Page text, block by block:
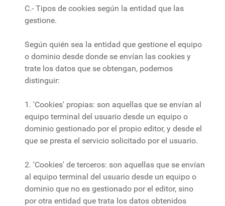
C.- Tipos de cookies según la entidad que las
gestione.
Según quién sea la entidad que gestione el equipo
o dominio desde donde se envían las cookies y
trate los datos que se obtengan, podemos
distinguir:
1. 'Cookies' propias: son aquellas que se envían al
equipo terminal del usuario desde un equipo o
dominio gestionado por el propio editor, y desde el
que se presta el servicio solicitado por el usuario.
2. 'Cookies' de terceros: son aquellas que se envían
al equipo terminal del usuario desde un equipo o
dominio que no es gestionado por el editor, sino
por otra entidad que trata los datos obtenidos